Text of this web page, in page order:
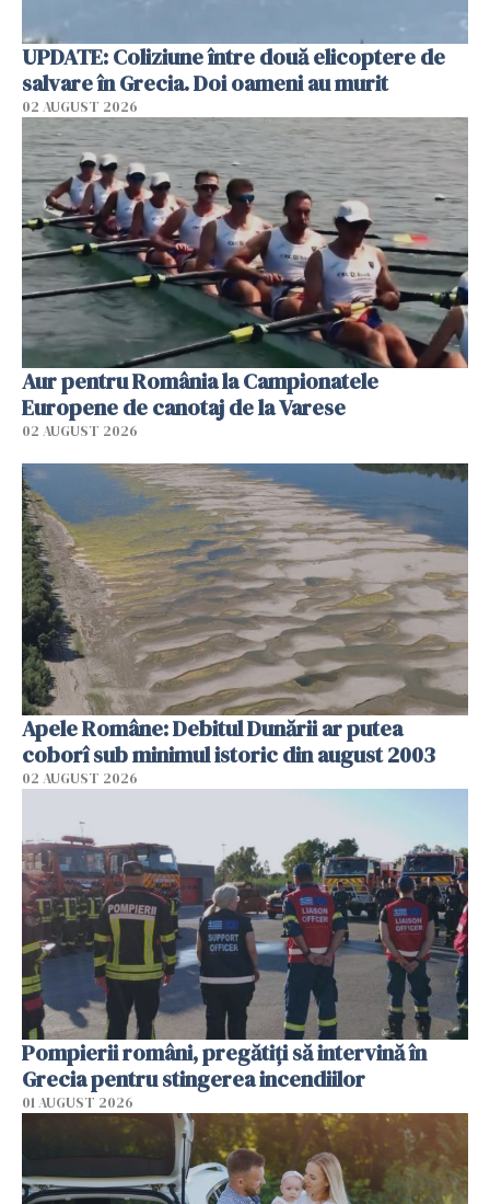
UPDATE: Coliziune între două elicoptere de
salvare în Grecia. Doi oameni au murit
02 AUGUST 2026
Aur pentru România la Campionatele
Europene de canotaj de la Varese
02 AUGUST 2026
Apele Române: Debitul Dunării ar putea
coborî sub minimul istoric din august 2003
02 AUGUST 2026
Pompierii români, pregătiţi să intervină în
Grecia pentru stingerea incendiilor
01 AUGUST 2026